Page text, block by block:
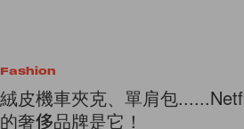
Fashion
絨皮機車夾克、單肩包
的奢侈品牌是它！